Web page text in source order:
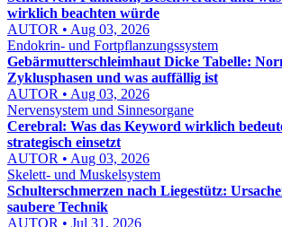
wirklich beachten würde
AUTOR • Aug 03, 2026
Endokrin- und Fortpflanzungssystem
Gebärmutterschleimhaut Dicke Tabelle:
Zyklusphasen und was auffällig ist
AUTOR • Aug 03, 2026
Nervensystem und Sinnesorgane
Cerebral: Was das Keyword wirklich
strategisch einsetzt
AUTOR • Aug 03, 2026
Skelett- und Muskelsystem
Schulterschmerzen nach Liegestütz:
saubere Technik
AUTOR • Jul 31, 2026